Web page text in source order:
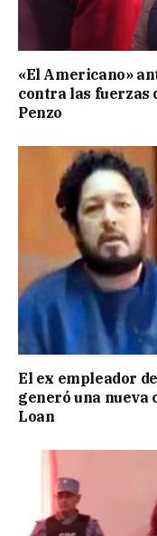
«El Americano»
contra las fuerzas
Penzo
El ex empleador
generó una
Loan